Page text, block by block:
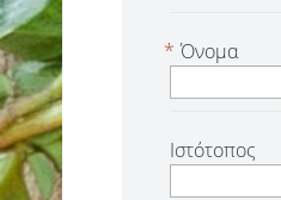
Όνομα
*
Ιστότοπος